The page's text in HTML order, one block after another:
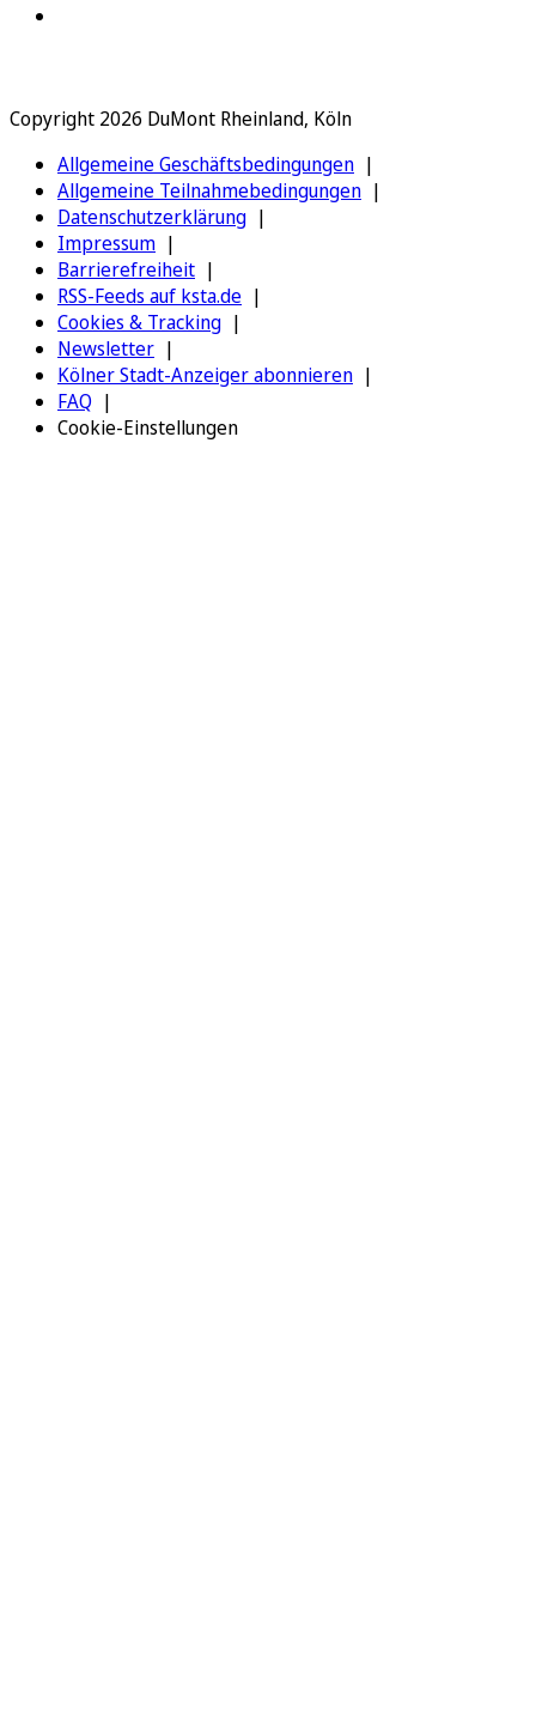
Copyright 2026 DuMont Rheinland, Köln
Allgemeine Geschäftsbedingungen
Allgemeine Teilnahmebedingungen
Datenschutzerklärung
Impressum
Barrierefreiheit
RSS-Feeds auf ksta.de
Cookies & Tracking
Newsletter
Kölner Stadt-Anzeiger abonnieren
FAQ
Cookie-Einstellungen